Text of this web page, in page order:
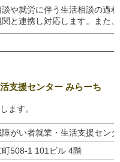
や就労に伴う生活相談の過
と連携し対応します。また
支援センター みらーち
ます。
がい者就業・生活支援セン
508-1 101ビル 4階